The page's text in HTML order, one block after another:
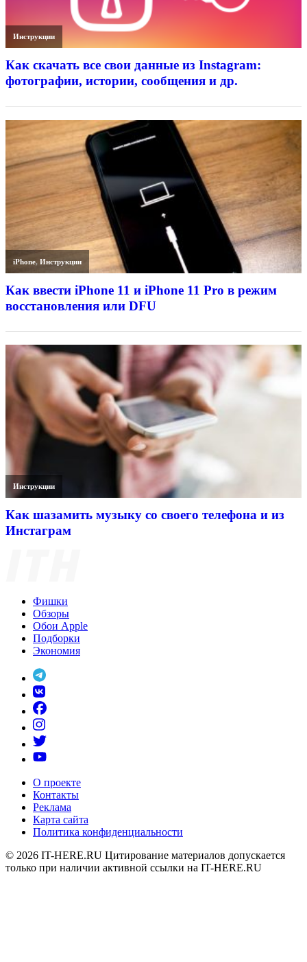
Инструкции
Как скачать все свои данные из Instagram:
фотографии, истории, сообщения и др.
iPhone,Инструкции
Как ввести iPhone 11 и iPhone 11 Pro в режим
восстановления или DFU
Инструкции
Как шазамить музыку со своего телефона и из
Инстаграм
Фишки
Обзоры
Обои Apple
Подборки
Экономия
О проекте
Контакты
Реклама
Карта сайта
Политика конфиденциальности
© 2026 IT-HERE.RU Цитирование материалов допускается
только при наличии активной ссылки на IT-HERE.RU